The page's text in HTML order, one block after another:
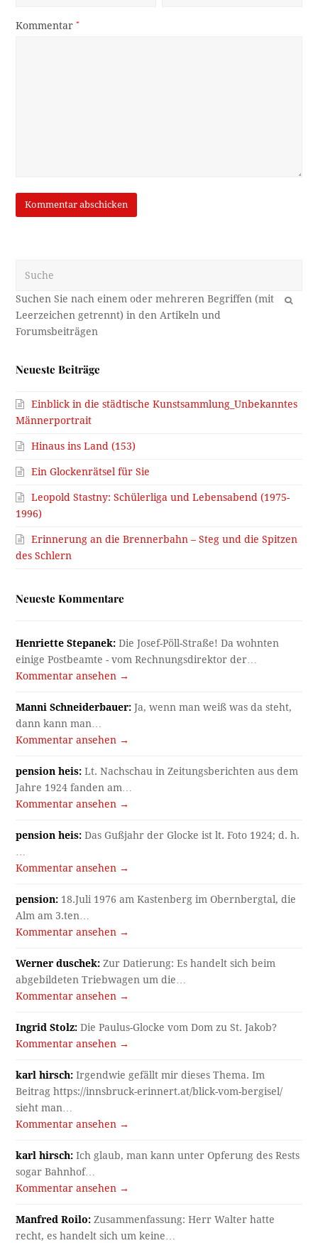
Kommentar*
OK
Neueste Beiträge
Einblick in die städtische Kunstsammlung_Unbekanntes
Männerportrait
Hinaus ins Land (153)
Ein Glockenrätsel für Sie
Leopold Stastny: Schülerliga und Lebensabend (1975-
1996)
Erinnerung an die Brennerbahn – Steg und die Spitzen
des Schlern
Neueste Kommentare
Henriette Stepanek: Die Josef-Pöll-Straße! Da wohnten
einige Postbeamte - vom Rechnungsdirektor der…
Kommentar ansehen →
Manni Schneiderbauer: Ja, wenn man weiß was da steht,
dann kann man…
Kommentar ansehen →
pension heis: Lt. Nachschau in Zeitungsberichten aus dem
Jahre 1924 fanden am…
Kommentar ansehen →
pension heis: Das Gußjahr der Glocke ist lt. Foto 1924; d. h.
…
Kommentar ansehen →
pension: 18.Juli 1976 am Kastenberg im Obernbergtal, die
Alm am 3.ten…
Kommentar ansehen →
Werner duschek: Zur Datierung: Es handelt sich beim
abgebildeten Triebwagen um die…
Kommentar ansehen →
Ingrid Stolz: Die Paulus-Glocke vom Dom zu St. Jakob?
Kommentar ansehen →
karl hirsch: Irgendwie gefällt mir dieses Thema. Im
Beitrag https://innsbruck-erinnert.at/blick-vom-bergisel/
sieht man…
Kommentar ansehen →
karl hirsch: Ich glaub, man kann unter Opferung des Rests
sogar Bahnhof…
Kommentar ansehen →
Manfred Roilo: Zusammenfassung: Herr Walter hatte
recht, es handelt sich um keine…